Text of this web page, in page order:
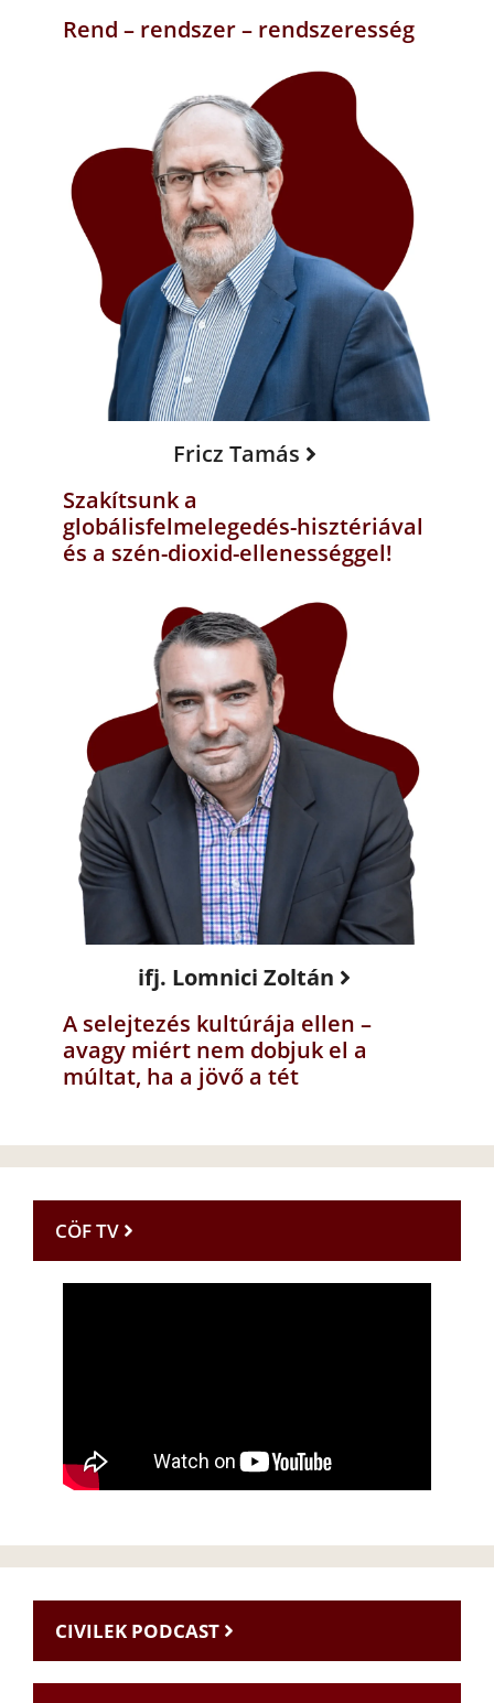
Rend – rendszer – rendszeresség
Fricz Tamás
Szakítsunk a
globálisfelmelegedés-hisztériával
és a szén-dioxid-ellenességgel!
ifj. Lomnici Zoltán
A selejtezés kultúrája ellen –
avagy miért nem dobjuk el a
múltat, ha a jövő a tét
CÖF TV
CIVILEK PODCAST